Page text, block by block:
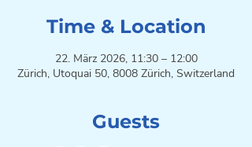
Time & Location
22. März 2026, 11:30 – 12:00
Zürich, Utoquai 50, 8008 Zürich, Switzerland
Guests